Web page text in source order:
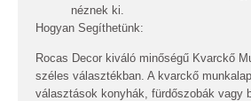
néznek ki.
Hogyan Segíthetünk:
Rocas Decor kiváló minőségű Kvarckő
széles választékban. A kvarckő
választások konyhák, fürdőszobák vagy